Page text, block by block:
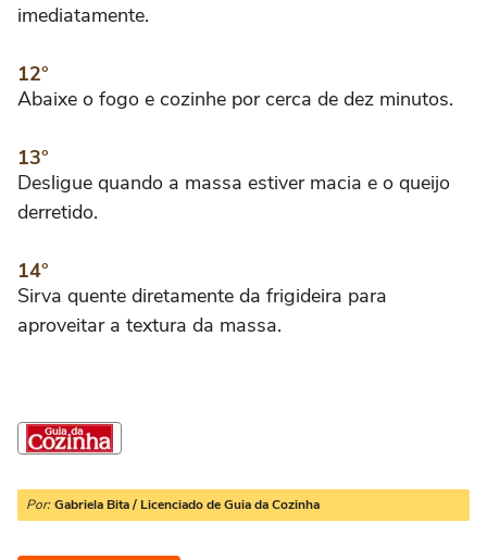
imediatamente.
Abaixe o fogo e cozinhe por cerca de dez minutos.
Desligue quando a massa estiver macia e o queijo
derretido.
Sirva quente diretamente da frigideira para
aproveitar a textura da massa.
Por: Gabriela Bita / Licenciado de Guia da Cozinha